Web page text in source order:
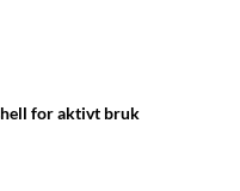
for aktivt bruk